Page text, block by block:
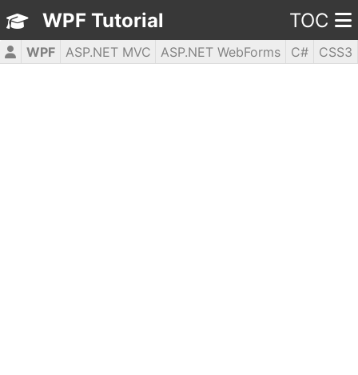
WPF Tutorial TOC
WPF ASP.NET MVC ASP.NET WebForms C#
CSS3